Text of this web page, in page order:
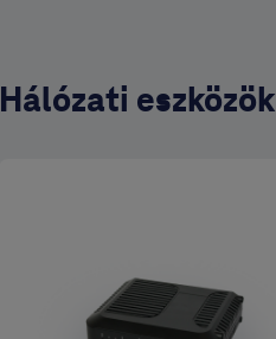
Hálózati eszközök